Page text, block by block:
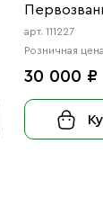
арт. 111227
Розничная цена
30 000 ₽